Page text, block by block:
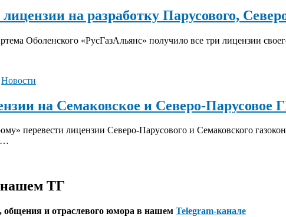
на разработку Парусового,
Оболенского «РусГазАльянс» получило все три лицензии
Новости
на Семаковское и Северо-Парусовое
перевести лицензии Северо-Парусового и Семаковского
нашем ТГ
и отраслевого юмора в нашем Telegram-канале